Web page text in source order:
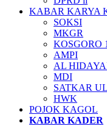
KABAR KARYA
SOKSI
MKGR
KOSGORO
AMPI
AL
MDI
SATKAR
HWK
POJOK KAGOL
KABAR KADER